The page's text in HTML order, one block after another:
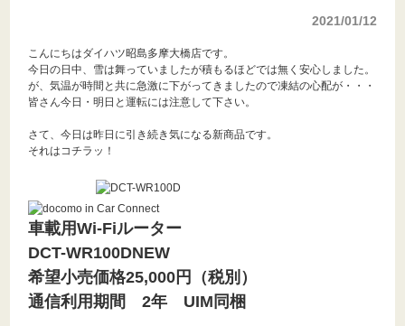
2021/01/12
こんにちはダイハツ昭島多摩大橋店です。
今日の日中、雪は舞っていましたが積もるほどでは無く安心しました。
が、気温が時間と共に急激に下がってきましたので凍結の心配が・・・
皆さん今日・明日と運転には注意して下さい。
さて、今日は昨日に引き続き気になる新商品です。
それはコチラッ！
車載用Wi-Fiルーター
DCT-WR100DNEW
希望小売価格25,000円（税別）
通信利用期間 2年 UIM同梱